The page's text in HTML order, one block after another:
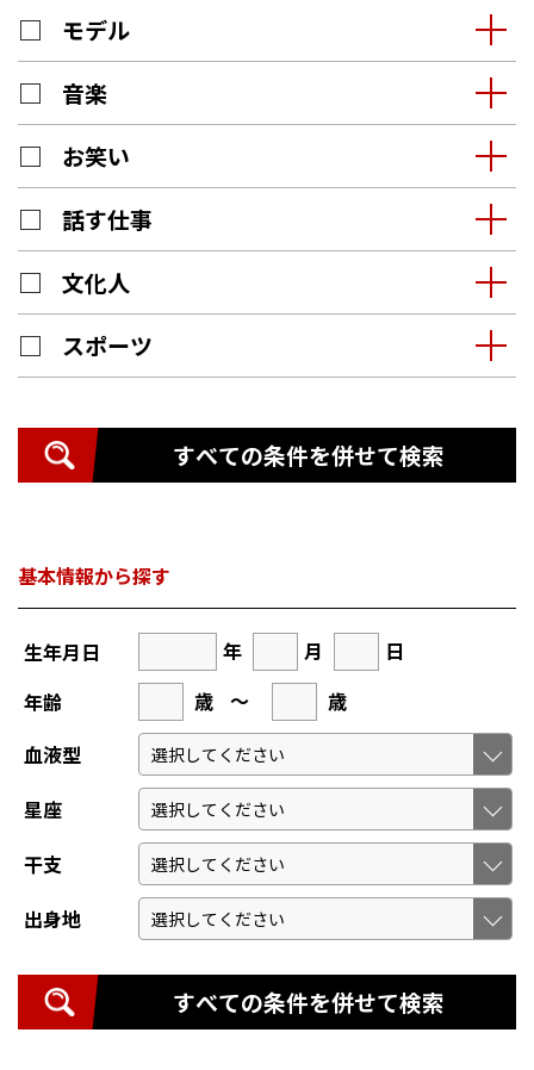
モデル
音楽
お笑い
話す仕事
文化人
スポーツ
すべての条件を併せて検索
基本情報から探す
生年月日 年 月
日
年齢
歳 ～
歳
血液型
星座
干支
出身地
すべての条件を併せて検索